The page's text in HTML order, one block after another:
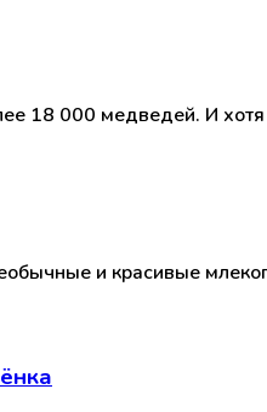
18 000 медведей. И
и красивые